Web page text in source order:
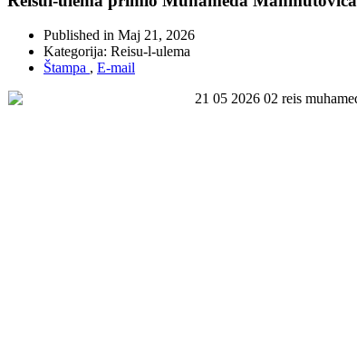
Published in Maj 21, 2026
Kategorija: Reisu-l-ulema
Štampa , E-mail